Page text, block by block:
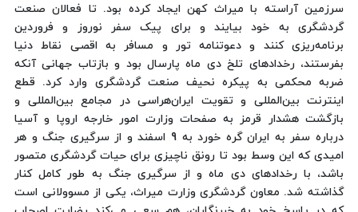
سرزمین آراسته با میراث کهن ایجاد کرده بود. تا فعالان صنعت
گردشگری به خود بیایند و برای پیک سفر نوروز و فروردین
برنامه‌ریزی کنند و دعوتنامه تور و مسافر به اقصی نقاط دنیا
بفرستند، رخدادهای تلخ دی ماه پارسال بود و بازتاب جهانی آنکه
ضربه محکمی به پیکره نحیف صنعت گردشگری وارد کرد. قطع
اینترنت بین‌المللی و تقویت ایران‌هراسی در مجامع بین‌المللی و
بازگشت هشدار قرمز به صفحات وزارت امور خارجه اروپا و آسیا
درباره سفر به ایران گره خورد به 9 اسفند و از سرگیری جنگ و هر
امیدی که این وسط بود تا رونق ناچیزی برای حیات گردشگری متصور
باشد، با رخدادهای دی ماه و از سرگیری جنگ به‌ طور کامل کنار
گذاشته شد. معاون گردشگری وزارت میراث، یکی از مسوولانی است